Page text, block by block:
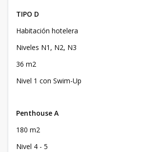
TIPO D
Habitación hotelera
Niveles N1, N2, N3
36 m2
Nivel 1 con Swim-Up
Penthouse A
180 m2
Nivel 4 - 5